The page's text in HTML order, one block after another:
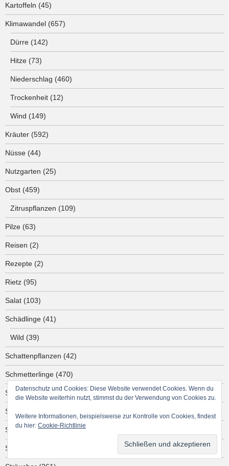
Kartoffeln (45)
Klimawandel (657)
Dürre (142)
Hitze (73)
Niederschlag (460)
Trockenheit (12)
Wind (149)
Kräuter (592)
Nüsse (44)
Nutzgarten (25)
Obst (459)
Zitruspflanzen (109)
Pilze (63)
Reisen (2)
Rezepte (2)
Rietz (95)
Salat (103)
Schädlinge (41)
Wild (39)
Schattenpflanzen (42)
Schmetterlinge (470)
Sommer(452)
Spinnen
Städtetouren(3)
Stauden
Datenschutz und Cookies: Diese Website verwendet Cookies. Wenn du
die Website weiterhin nutzt, stimmst du der Verwendung von Cookies zu.
Weitere Informationen, beispielsweise zur Kontrolle von Cookies, findest
du hier: Cookie-Richtlinie